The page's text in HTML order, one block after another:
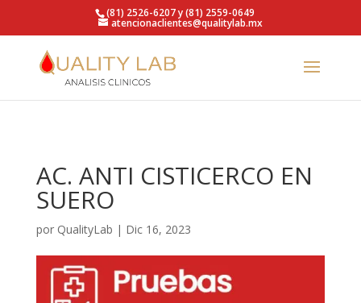
https://qualitylab.mx/(81) 2526-6207 y (81) 2559-0649
atencionaclientes@qualitylab.mx
AC. ANTI CISTICERCO EN
SUERO
por QualityLab | Dic 16, 2023